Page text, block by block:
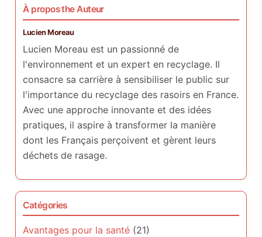
À propos the Auteur
Lucien Moreau
Lucien Moreau est un passionné de
l'environnement et un expert en recyclage. Il
consacre sa carrière à sensibiliser le public sur
l'importance du recyclage des rasoirs en France.
Avec une approche innovante et des idées
pratiques, il aspire à transformer la manière
dont les Français perçoivent et gèrent leurs
déchets de rasage.
Catégories
Avantages pour la santé (21)